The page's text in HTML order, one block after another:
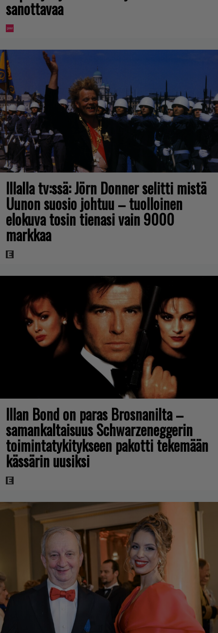
sanottavaa
Illalla tv:ssä: Jörn Donner selitti mistä
Uunon suosio johtuu – tuolloinen
elokuva tosin tienasi vain 9000
markkaa
Illan Bond on paras Brosnanilta –
samankaltaisuus Schwarzeneggerin
toimintatykitykseen pakotti tekemään
kässärin uusiksi